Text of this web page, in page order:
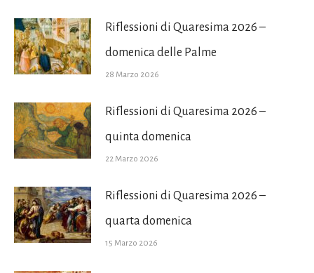
Riflessioni di Quaresima 2026 –
domenica delle Palme
28 Marzo 2026
Riflessioni di Quaresima 2026 –
quinta domenica
22 Marzo 2026
Riflessioni di Quaresima 2026 –
quarta domenica
15 Marzo 2026